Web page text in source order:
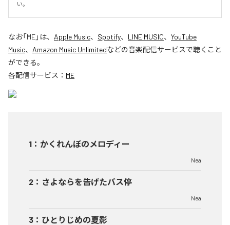
い。
なお「ME」は、 Apple Music、 Spotify、 LINE MUSIC、 YouTube
Music、 Amazon Music Unlimitedなどの音楽配信サービスで聴くこと
ができる。
各配信サービス： ME
1 ： かくれんぼのメロディー
Nea
2 ： さよならを告げたバス停
Nea
3 ： ひとりじめの夏影